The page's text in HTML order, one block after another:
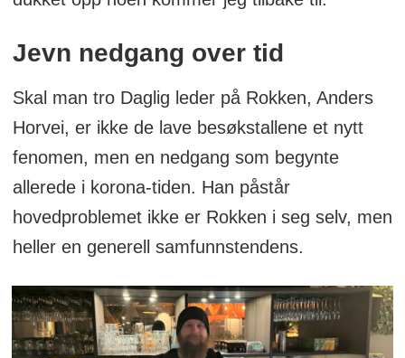
Jevn nedgang over tid
Skal man tro Daglig leder på Rokken, Anders
Horvei, er ikke de lave besøkstallene et nytt
fenomen, men en nedgang som begynte
allerede i korona-tiden. Han påstår
hovedproblemet ikke er Rokken i seg selv, men
heller en generell samfunnstendens.